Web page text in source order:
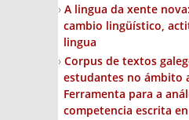
A lingua da xente
cambio lingüístico,
lingua
Corpus de textos
estudantes no ámbito
Ferramenta para a
competencia escrita